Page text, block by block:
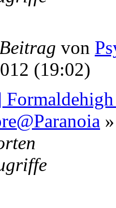
von
(19:02)